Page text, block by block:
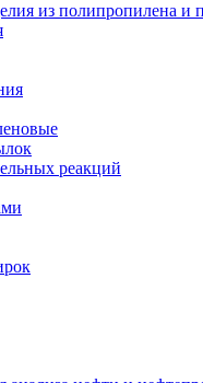
из полипропилена и
реакций